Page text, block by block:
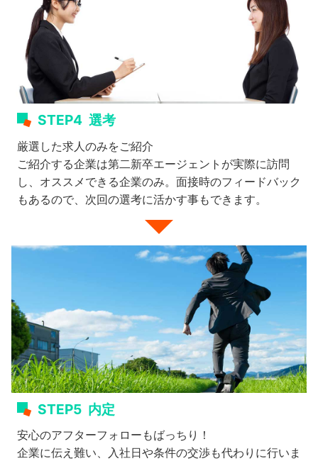
STEP4 選考
厳選した求人のみをご紹介
ご紹介する企業は第二新卒エージェントが実際に訪問
し、オススメできる企業のみ。面接時のフィードバック
もあるので、次回の選考に活かす事もできます。
STEP5 内定
安心のアフターフォローもばっちり！
企業に伝え難い、入社日や条件の交渉も代わりに行いま